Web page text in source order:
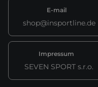
E-mail
shop@insportline.de
Impressum
SEVEN SPORT s.r.o.